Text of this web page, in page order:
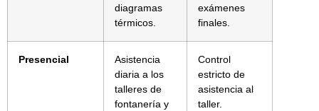
diagramas
térmicos.
exámenes
finales.
Presencial
Asistencia
diaria a los
talleres de
fontanería y
Control
estricto de
asistencia al
taller.